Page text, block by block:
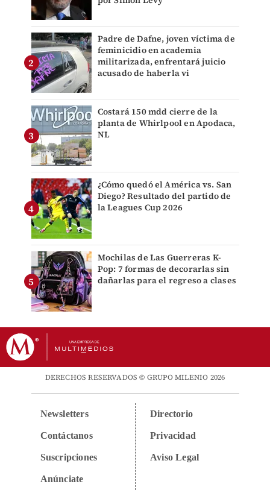
Padre de Dafne, joven víctima de
feminicidio en academia
militarizada, enfrentará juicio
acusado de haberla vi
Costará 150 mdd cierre de la
planta de Whirlpool en Apodaca,
NL
¿Cómo quedó el América vs. San
Diego? Resultado del partido de
la Leagues Cup 2026
Mochilas de Las Guerreras K-
Pop: 7 formas de decorarlas sin
dañarlas para el regreso a clases
DERECHOS RESERVADOS © GRUPO MILENIO 2026
Newsletters
Contáctanos
Suscripciones
Anúnciate
Directorio
Privacidad
Aviso Legal